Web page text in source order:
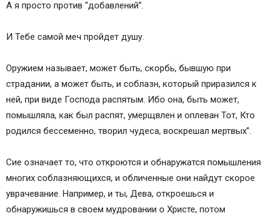
А я просто против “добавлений”.
И Тебе самой меч пройдет душу.
Оружием называет, может быть, скорбь, бывшую при
страдании, а может быть, и соблазн, который приразился к
ней, при виде Господа распятым. Ибо она, быть может,
помышляла, как был распят, умерщвлен и оплеван Тот, Кто
родился бессеменно, творил чудеса, воскрешал мертвых”.
Сие означает то, что откроются и обнаружатся помышления
многих соблазняющихся, и обличенные они найдут скорое
уврачевание. Например, и ты, Дева, откроешься и
обнаружишься в своем мудровании о Христе, потом